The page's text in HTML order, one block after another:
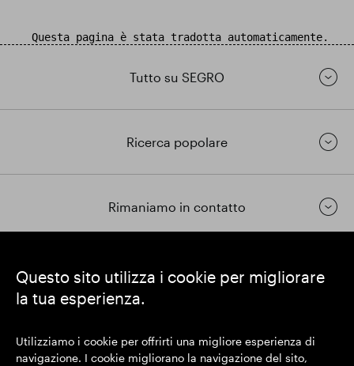
Questo sito utilizza i cookie per migliorare
la tua esperienza.
Utilizziamo i cookie per offrirti una migliore esperienza di
navigazione. I cookie migliorano la navigazione del sito,
Questa pagina è stata tradotta automaticamente.
Tutto su SEGRO
Ricerca popolare
Rimaniamo in contatto
https://www.linkedin.com/
https://www.youtube.com/
https://twitter.com/
SEGRO plc
Numero di registrazione nel Regno Unito 167591
Luogo di registrazione: Inghilterra e Galles